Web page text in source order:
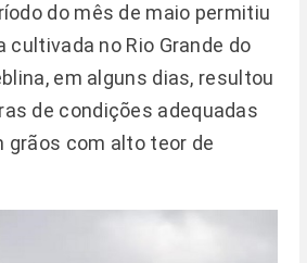
do mês de maio permitiu
cultivada no Rio Grande do
em alguns dias, resultou
de condições adequadas
grãos com alto teor de